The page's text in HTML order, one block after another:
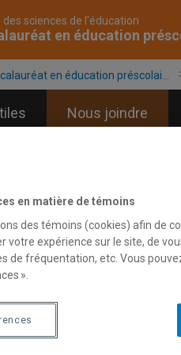
des sciences de l'éducation
en éducation
en éducation préscolai...
Nous joindre
en matière de témoins
des témoins (cookies) afin de
votre expérience sur le site, de
de fréquentation, etc. Vous
».